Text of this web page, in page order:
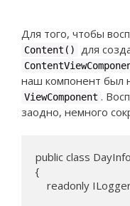
Для того, чтобы
Content() для
наш компонент был
ViewComponent .
заодно, немного
public class
{
readonly